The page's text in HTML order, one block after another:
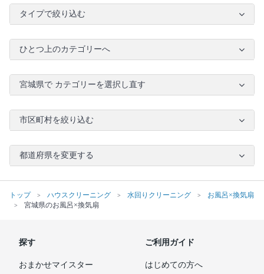
タイプで絞り込む
ひとつ上のカテゴリーへ
宮城県で カテゴリーを選択し直す
市区町村を絞り込む
都道府県を変更する
トップ ハウスクリーニング 水回りクリーニング
お風呂×換気扇
宮城県のお風呂×換気扇
探す
おまかせマイスター
ご利用ガイド
はじめての方へ